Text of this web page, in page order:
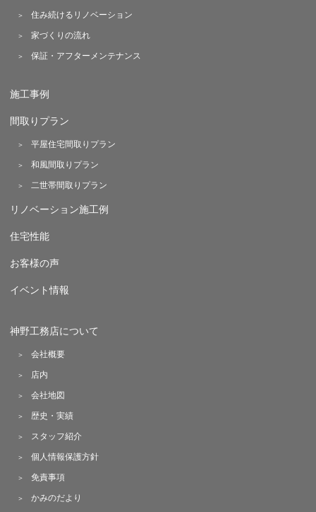
住み続けるリノベーション
家づくりの流れ
保証・アフターメンテナンス
施工事例
間取りプラン
平屋住宅間取りプラン
和風間取りプラン
二世帯間取りプラン
リノベーション施工例
住宅性能
お客様の声
イベント情報
神野工務店について
会社概要
店内
会社地図
歴史・実績
スタッフ紹介
個人情報保護方針
免責事項
かみのだより